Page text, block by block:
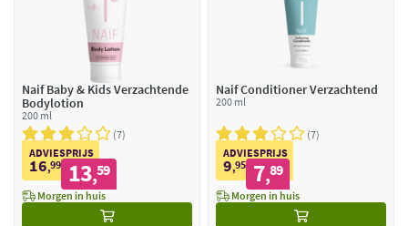
Naif Baby & Kids Verzachtende
Bodylotion
200 ml
7
ADVIESPRIJS
16,99 13,59
Morgen in huis
Naif Conditioner Verzachtend
200 ml
7
ADVIESPRIJS
9,95 7,89
Morgen in huis